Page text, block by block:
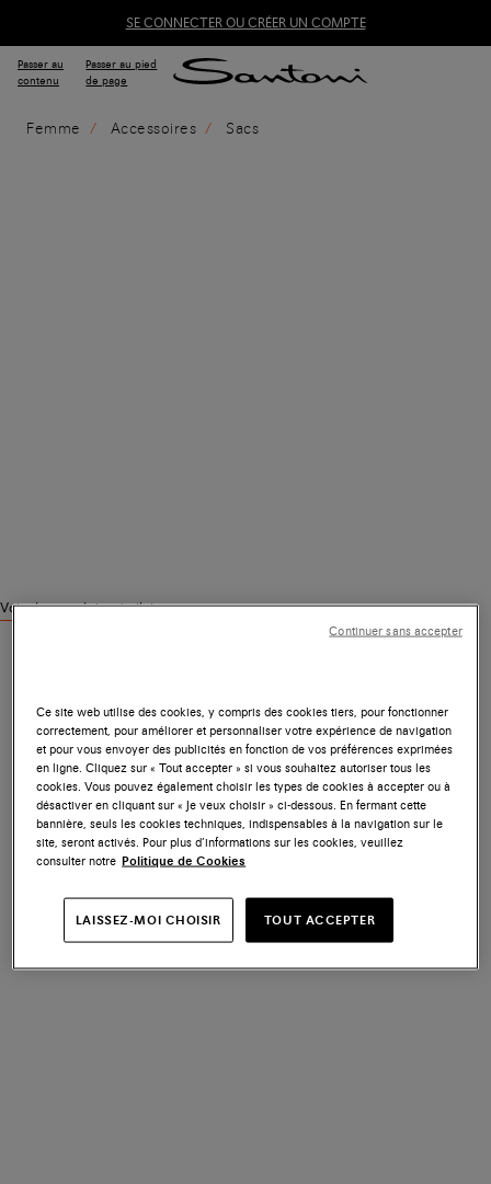
SE CONNECTER OU CRÉER UN COMPTE
Passer au
contenu
Passer au pied
de page
Femme Accessoires Sacs
Voir des produits similaires
Ce site web utilise des cookies, y compris des cookies tiers, pour fonctionner
correctement, pour améliorer et personnaliser votre expérience de navigation
et pour vous envoyer des publicités en fonction de vos préférences exprimées
en ligne. Cliquez sur « Tout accepter » si vous souhaitez autoriser tous les
cookies. Vous pouvez également choisir les types de cookies à accepter ou à
désactiver en cliquant sur « Je veux choisir » ci-dessous. En fermant cette
bannière, seuls les cookies techniques, indispensables à la navigation sur le
site, seront activés. Pour plus d’informations sur les cookies, veuillez
consulter notre Politique de Cookies
LAISSEZ-MOI CHOISIR TOUT ACCEPTER
Continuer sans accepter